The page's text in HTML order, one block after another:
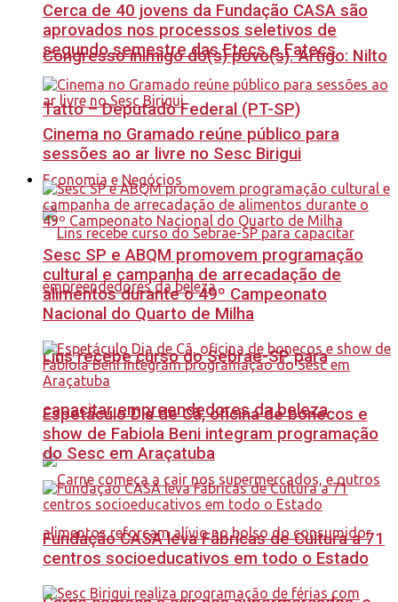
Congresso inimigo do(s) povo(s). Artigo: Nilto
Tatto – Deputado Federal (PT-SP)
Economia e Negócios
Lins recebe curso do Sebrae-SP para
capacitar empreendedores da beleza
Cerca de 40 jovens da Fundação CASA são
aprovados nos processos seletivos de
segundo semestre das Etecs e Fatecs
Cinema no Gramado reúne público para
sessões ao ar livre no Sesc Birigui
Sesc SP e ABQM promovem programação
cultural e campanha de arrecadação de
alimentos durante o 49º Campeonato
Nacional do Quarto de Milha
Espetáculo Dia de Cã, oficina de bonecos e
show de Fabiola Beni integram programação
do Sesc em Araçatuba
Fundação CASA leva Fábricas de Cultura a 71
centros socioeducativos em todo o Estado